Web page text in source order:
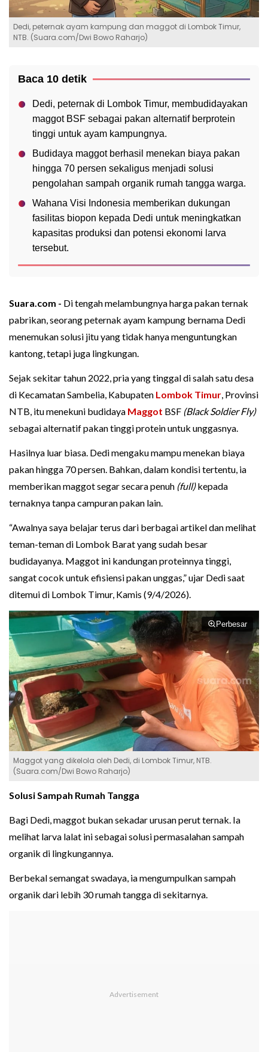
Dedi, peternak ayam kampung dan maggot di Lombok Timur,
NTB. (Suara.com/Dwi Bowo Raharjo)
Baca 10 detik
Dedi, peternak di Lombok Timur, membudidayakan
maggot BSF sebagai pakan alternatif berprotein
tinggi untuk ayam kampungnya.
Budidaya maggot berhasil menekan biaya pakan
hingga 70 persen sekaligus menjadi solusi
pengolahan sampah organik rumah tangga warga.
Wahana Visi Indonesia memberikan dukungan
fasilitas biopon kepada Dedi untuk meningkatkan
kapasitas produksi dan potensi ekonomi larva
tersebut.
Suara.com - Di tengah melambungnya harga pakan ternak
pabrikan, seorang peternak ayam kampung bernama Dedi
menemukan solusi jitu yang tidak hanya menguntungkan
kantong, tetapi juga lingkungan.
Sejak sekitar tahun 2022, pria yang tinggal di salah satu desa
di Kecamatan Sambelia, Kabupaten Lombok Timur, Provinsi
NTB, itu menekuni budidaya Maggot BSF (Black Soldier Fly)
sebagai alternatif pakan tinggi protein untuk unggasnya.
Hasilnya luar biasa. Dedi mengaku mampu menekan biaya
pakan hingga 70 persen. Bahkan, dalam kondisi tertentu, ia
memberikan maggot segar secara penuh (full)kepada
ternaknya tanpa campuran pakan lain.
“Awalnya saya belajar terus dari berbagai artikel dan melihat
teman-teman di Lombok Barat yang sudah besar
budidayanya. Maggot ini kandungan proteinnya tinggi,
sangat cocok untuk efisiensi pakan unggas,” ujar Dedi saat
ditemui di Lombok Timur, Kamis (9/4/2026).
Perbesar
Maggot yang dikelola oleh Dedi, di Lombok Timur, NTB.
(Suara.com/Dwi Bowo Raharjo)
Solusi Sampah Rumah Tangga
Bagi Dedi, maggot bukan sekadar urusan perut ternak. Ia
melihat larva lalat ini sebagai solusi permasalahan sampah
organik di lingkungannya.
Berbekal semangat swadaya, ia mengumpulkan sampah
organik dari lebih 30 rumah tangga di sekitarnya.